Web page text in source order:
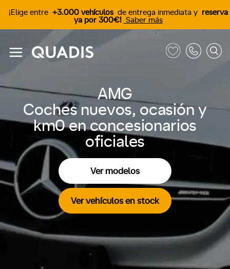
¡Elige entre +3.000 vehículos de entrega inmediata y reserva
ya por 300€! Saber más
AMG
Coches nuevos, ocasión y
km0 en concesionarios
oficiales
Ver modelos
Ver vehículos en stock